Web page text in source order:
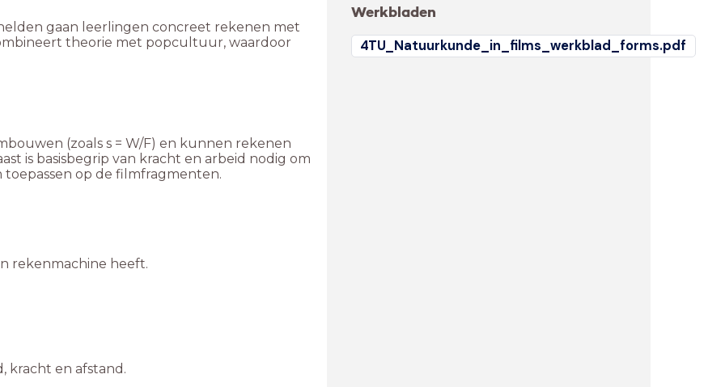
gaan leerlingen concreet rekenen met
theorie met popcultuur, waardoor
(zoals s = W/F) en kunnen rekenen
is basisbegrip van kracht en arbeid nodig om
op de filmfragmenten.
Werkbladen
4TU_Natuurkunde_in_films_werkblad_forms.pdf